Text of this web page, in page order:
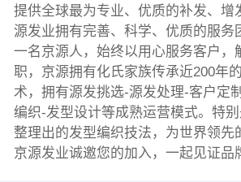
提供全球最为专业、优质的补发、增
源发业拥有完善、科学、优质的服务
一名京源人，始终以用心服务客户，
职，京源拥有化氏家族传承近200年
术，拥有源发挑选-源发处理-客户定
编织-发型设计等成熟运营模式。特
整理出的发型编织技法，为世界领先
京源发业诚邀您的加入，一起见证品